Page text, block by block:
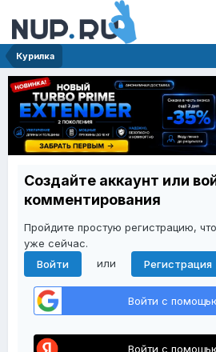
Курилка
Создайте аккаунт или
комментирования
Пройдите простую регистрацию,
уже сейчас.
Войти
или Регистрация
Войти с
Войти с